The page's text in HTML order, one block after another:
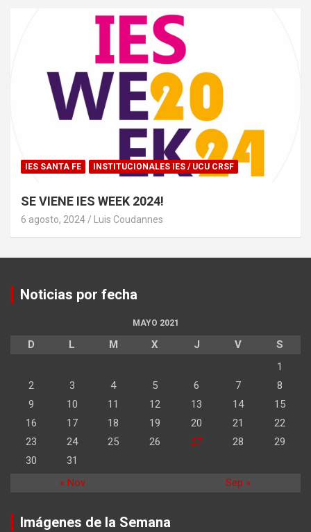
IES SANTA FE INSTITUCIONALES IES / UCU CRSF
SE VIENE IES WEEK 2024!
6 agosto, 2024 Luis Coudannes
Noticias por fecha
MAYO 2021
D L M X J V S
« Nov Sep »
1
2
3 4 5 6 7
8
9
10 11 12 13 14
15
16
17 18 19 20 21
22
23
24 25 26 27 28
29
30
31
Imágenes de la Semana